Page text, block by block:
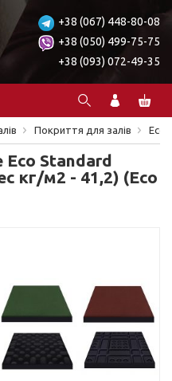
+38 (067) 448-80-08
+38 (050) 499-75-75
+38 (093) 072-49-35
Покриття для залів
Standard
кг/м2 - 41,2) (Eco